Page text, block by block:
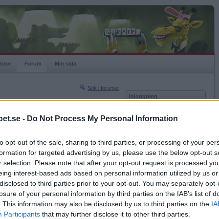
- Do Not Process My Personal Information
opt-out of the sale, sharing to third parties, or processing of your
for targeted advertising by us, please use the below opt-out
selection. Please note that after your opt-out request is processed
interest-based ads based on personal information utilized by us
to third parties prior to your opt-out. You may separately
of your personal information by third parties on the IAB’s list of
This information may also be disclosed by us to third parties on the
Participants that may further disclose it to other third parties.
Forum Min sida
Sök i forumet
Nästa sida »
2023-03-13 11:36
Inloggning
Kom ihåg mig
Glömt ditt lösenord?
Få ny aktiveringslänk
Betapet är gratis!